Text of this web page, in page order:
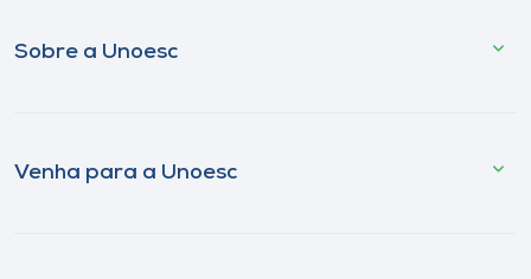
Sobre a Unoesc
Venha para a Unoesc